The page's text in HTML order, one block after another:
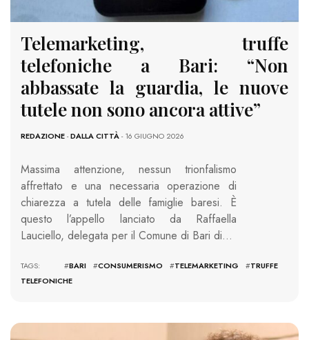
Telemarketing, truffe
telefoniche a Bari: “Non
abbassate la guardia, le nuove
tutele non sono ancora attive”
REDAZIONE-DALLA CITTÀ- 16 GIUGNO 2026
Massima attenzione, nessun trionfalismo
affrettato e una necessaria operazione di
chiarezza a tutela delle famiglie baresi. È
questo l’appello lanciato da Raffaella
Lauciello, delegata per il Comune di Bari di…
TAGS: #BARI #CONSUMERISMO #TELEMARKETING #TRUFFE
TELEFONICHE